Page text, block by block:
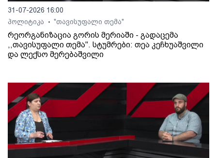
31-07-2026 16:00
პოლიტიკა
• "თავისუფალი თემა"
რეორგანიზაცია გორის მერიაში - გადაცემა
,,თავისუფალი თემა". სტუმრები: თეა კეჩხუაშვილი
და ლექსო მერებაშვილი